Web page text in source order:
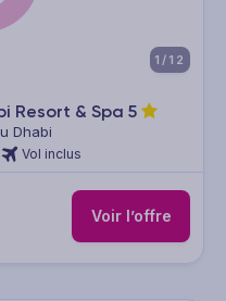
1/12
Resort & Spa 5
Dhabi
Vol inclus
Voir l’offre